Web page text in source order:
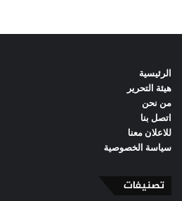
الرئيسية
هيئة التحرير
من نحن
اتصل بنا
للاعلان معنا
سياسة الخصوصية
تصنيفات